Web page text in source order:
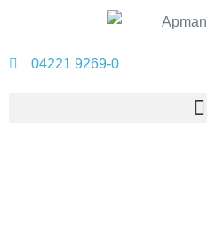
04221 9269-0